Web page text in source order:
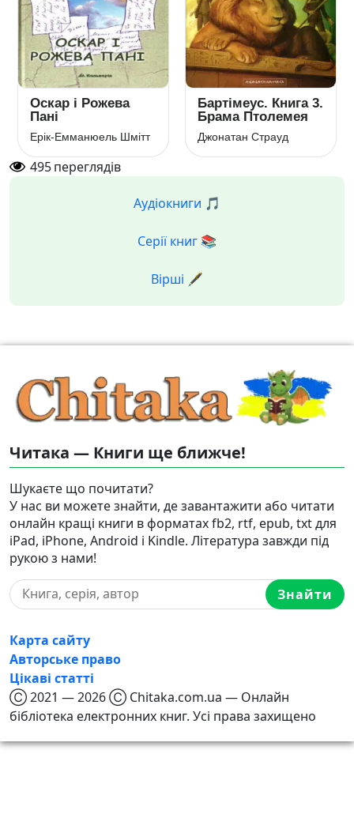
Оскар і Рожева
Пані
Ерік-Емманюель Шмітт
Бартімеус. Книга 3.
Брама Птолемея
Джонатан Страуд
495переглядів
Аудіокниги 🎵
Серії книг 📚
Вірші 🖋️
Читака — Книги ще ближче!
Шукаєте що почитати?
У нас ви можете знайти, де завантажити або читати
онлайн кращі книги в форматах fb2, rtf, epub, txt для
iPad, iPhone, Android і Kindle. Література завжди під
рукою з нами!
Знайти
Карта сайту
Авторське право
Цікаві статті
Ⓒ 2021 — 2026 Ⓒ Chitaka.com.ua — Онлайн
бібліотека електронних книг. Усі права захищено